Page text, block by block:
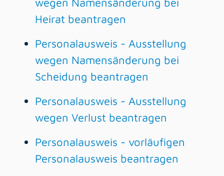
Heirat beantragen
Personalausweis - Ausstellung
wegen Namensänderung bei
Scheidung beantragen
Personalausweis - Ausstellung
wegen Verlust beantragen
Personalausweis - vorläufigen
Personalausweis beantragen